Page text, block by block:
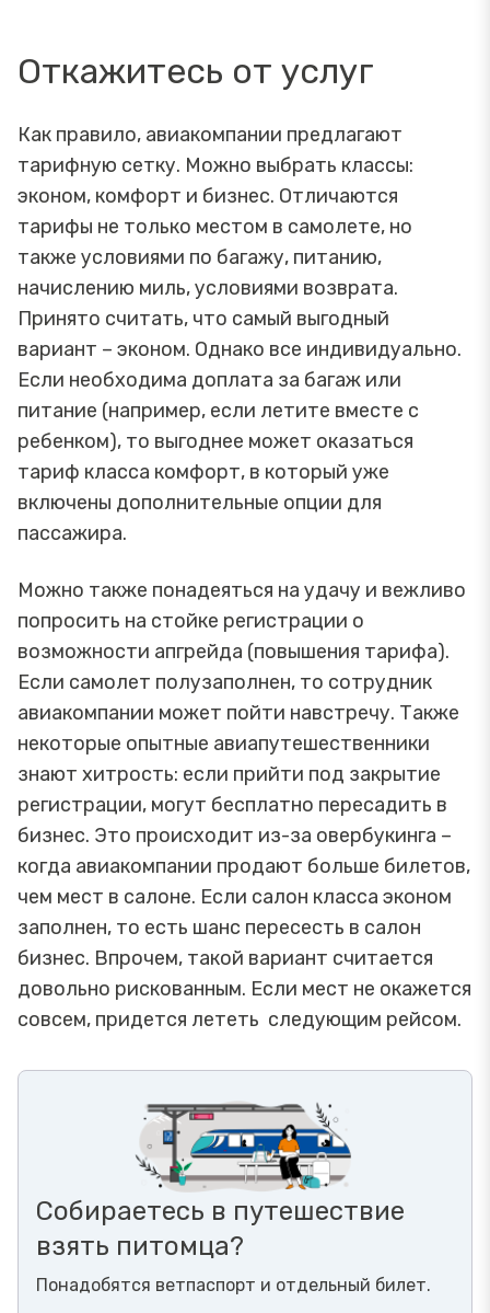
Откажитесь от услуг
Как правило, авиакомпании предлагают
тарифную сетку. Можно выбрать классы:
эконом, комфорт и бизнес. Отличаются
тарифы не только местом в самолете, но
также условиями по багажу, питанию,
начислению миль, условиями возврата.
Принято считать, что самый выгодный
вариант – эконом. Однако все индивидуально.
Если необходима доплата за багаж или
питание (например, если летите вместе с
ребенком), то выгоднее может оказаться
тариф класса комфорт, в который уже
включены дополнительные опции для
пассажира.
Можно также понадеяться на удачу и вежливо
попросить на стойке регистрации о
возможности апгрейда (повышения тарифа).
Если самолет полузаполнен, то сотрудник
авиакомпании может пойти навстречу. Также
некоторые опытные авиапутешественники
знают хитрость: если прийти под закрытие
регистрации, могут бесплатно пересадить в
бизнес. Это происходит из-за овербукинга –
когда авиакомпании продают больше билетов,
чем мест в салоне. Если салон класса эконом
заполнен, то есть шанс пересесть в салон
бизнес. Впрочем, такой вариант считается
довольно рискованным. Если мест не окажется
совсем, придется лететь следующим рейсом.
Собираетесь в путешествие
взять питомца?
Понадобятся ветпаспорт и отдельный билет.